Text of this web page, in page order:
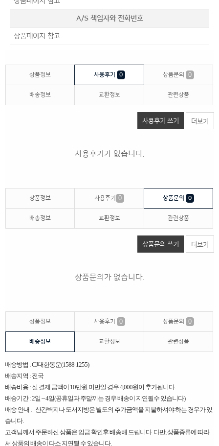
A/S 책임자와 전화번호
상품페이지 참고
상품정보 사용후기 0 상품문의 0
배송정보 교환정보 관련상품
사용후기 쓰기 더보기
사용후기가 없습니다.
상품정보 사용후기 0 상품문의 0
배송정보 교환정보 관련상품
상품문의 쓰기 더보기
상품문의가 없습니다.
상품정보 사용후기 0 상품문의 0
배송정보 교환정보 관련상품
배송방법 : CJ대한통운(1588-1255)
배송지역 : 전국
배송비용 : 실 결제 금액이 10만원 미만일 경우 4,000원이 추가됩니다.
배송기간 : 2일 ~ 4일(공휴일과 주말끼는 경우 배송이 지연될수 있습니다)
배송 안내 : - 산간벽지나 도서지방은 별도의 추가금액을 지불하셔야 하는 경우가 있
습니다.
고객님께서 주문하신 상품은 입금 확인후 배송해 드립니다. 다만, 상품종류에 따라
서 상품의 배송이 다소 지연될 수 있습니다.